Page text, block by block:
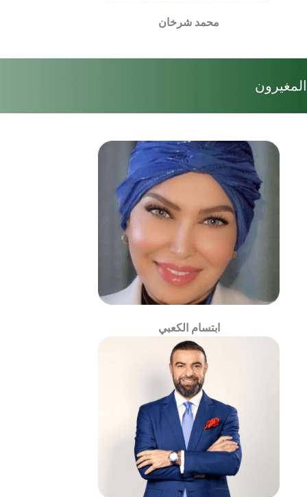
محمد شرخان
المغيرون
ابتسام الكعبي